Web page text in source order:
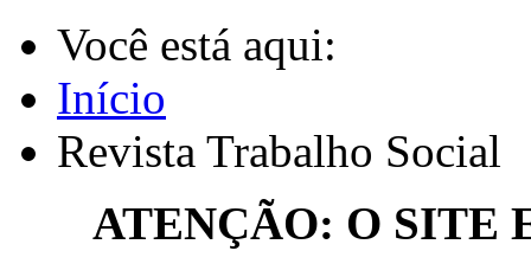
Você está aqui:
Início
Revista Trabalho Social
ATENÇÃO: O SITE